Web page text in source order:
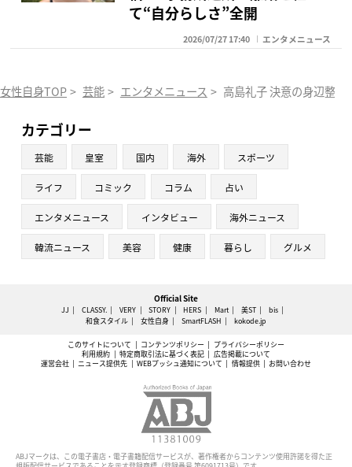
て“自分らしさ”全開
2026/07/27 17:40 エンタメニュース
女性自身TOP > 芸能 > エンタメニュース > 高島礼子 決意の身辺整
カテゴリー
芸能 皇室 国内 海外 スポーツ
ライフ コミック コラム 占い
エンタメニュース インタビュー 海外ニュース
韓流ニュース 美容 健康 暮らし グルメ
Official Site
JJ CLASSY. VERY STORY HERS Mart 美ST
bis
和食スタイル
女性自身 SmartFLASH kokode.jp
このサイトについて コンテンツポリシー
プライバシーポリシー
利用規約
特定商取引法に基づく表記
広告掲載について
運営会社
ニュース提供先 WEBプッシュ通知について 情報提供 お問い合わせ
ABJマークは、この電子書店・電子書籍配信サービスが、著作権者からコンテンツ使用許諾を得た正